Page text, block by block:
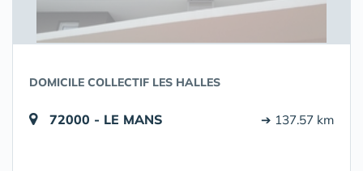
DOMICILE COLLECTIF LES HALLES
72000 - LE MANS ➔ 137.57 km